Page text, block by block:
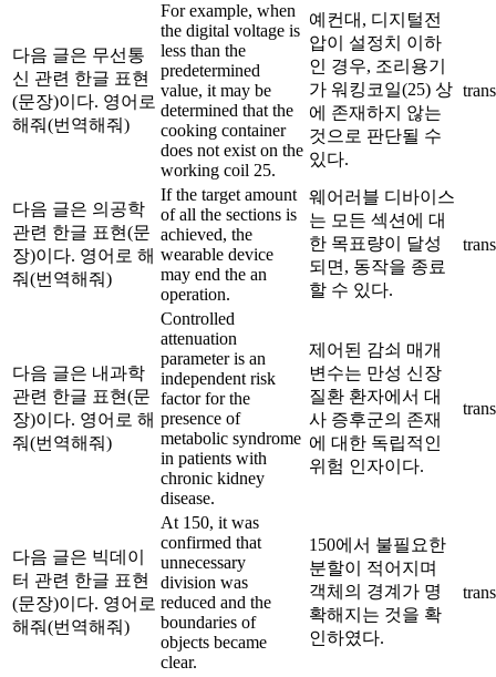
다음 글은 무선통
신 관련 한글 표현
(문장)이다. 영어로
해줘(번역해줘)
For example, when
the digital voltage is
less than the
predetermined
value, it may be
determined that the
cooking container
does not exist on the
working coil 25.
예컨대, 디지털전
압이 설정치 이하
인 경우, 조리용기
가 워킹코일(25) 상
에 존재하지 않는
것으로 판단될 수
있다.
다음 글은 의공학
관련 한글 표현(문
장)이다. 영어로 해
줘(번역해줘)
If the target amount
of all the sections is
achieved, the
wearable device
may end the an
operation.
웨어러블 디바이스
는 모든 섹션에 대
한 목표량이 달성
되면, 동작을 종료
할 수 있다.
다음 글은 내과학
관련 한글 표현(문
장)이다. 영어로 해
줘(번역해줘)
Controlled
attenuation
parameter is an
independent risk
factor for the
presence of
metabolic syndrome
in patients with
chronic kidney
disease.
제어된 감쇠 매개
변수는 만성 신장
질환 환자에서 대
사 증후군의 존재
에 대한 독립적인
위험 인자이다.
다음 글은 빅데이
터 관련 한글 표현
(문장)이다. 영어로
해줘(번역해줘)
At 150, it was
confirmed that
unnecessary
division was
reduced and the
boundaries of
objects became
clear.
150에서 불필요한
분할이 적어지며
객체의 경계가 명
확해지는 것을 확
인하였다.